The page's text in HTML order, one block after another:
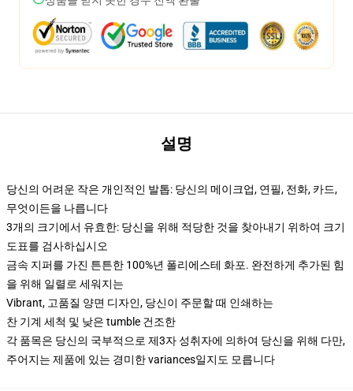
설명
당신의 어려운 작은 개인적인 발톱: 당신의 메이크업, 연필, 전화, 카드,
무엇이든을 나릅니다
3개의 크기에서 유효한: 당신을 위해 적당한 것을 찾아내기 위하여 크기
도표를 검사하십시오
금속 지퍼를 가진 튼튼한 100%년 폴리에스테 화포. 완전하게 추가된 힘
을 위해 일렬로 세워지는
Vibrant, 고품질 양면 디자인, 당신이 주문할 때 인쇄하는
찬 기계 세척 및 낮은 tumble 건조한
각 품목은 당신의 국부적으로 제3자 성취자에 의하여 당신을 위해 다만,
주어지는 제품에 있는 경미한 variances일지도 모릅니다